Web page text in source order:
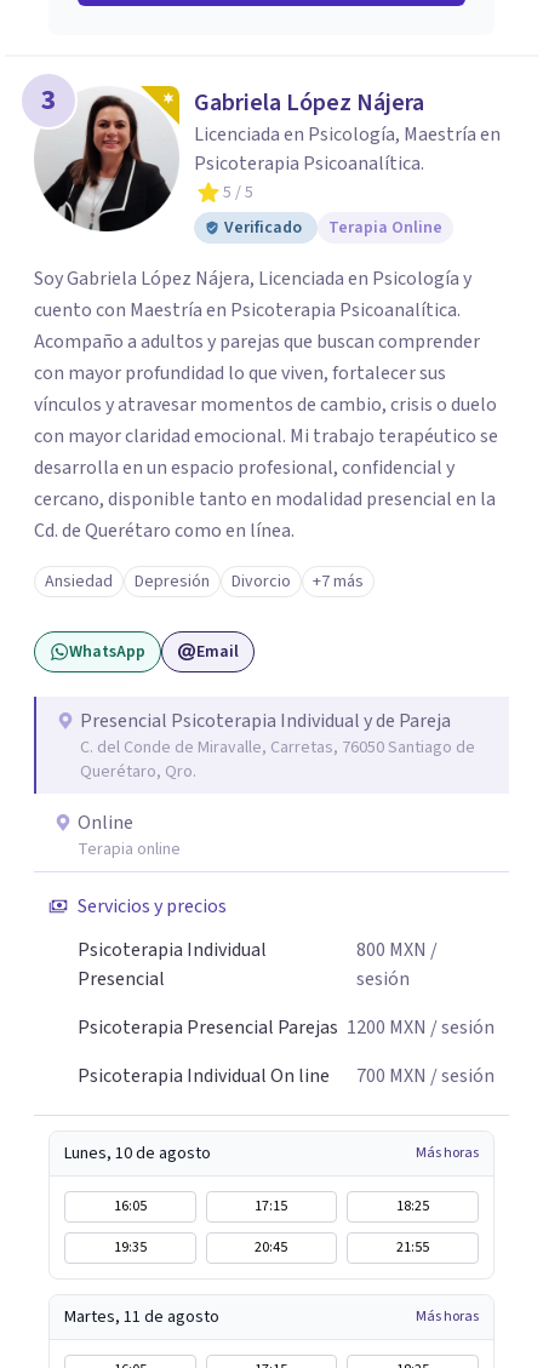
3 Gabriela López Nájera
Licenciada en Psicología, Maestría en
Psicoterapia Psicoanalítica.
5 / 5
Verificado
Terapia Online
Soy Gabriela López Nájera, Licenciada en Psicología y
cuento con Maestría en Psicoterapia Psicoanalítica.
Acompaño a adultos y parejas que buscan comprender
con mayor profundidad lo que viven, fortalecer sus
vínculos y atravesar momentos de cambio, crisis o duelo
con mayor claridad emocional. Mi trabajo terapéutico se
desarrolla en un espacio profesional, confidencial y
cercano, disponible tanto en modalidad presencial en la
Cd. de Querétaro como en línea.
Ansiedad Depresión Divorcio +7 más
WhatsApp Email
Presencial Psicoterapia Individual y de Pareja
C. del Conde de Miravalle, Carretas, 76050 Santiago de
Querétaro, Qro.
Online
Terapia online
Servicios y precios
Psicoterapia Individual
Presencial
800 MXN /
sesión
Psicoterapia Presencial Parejas 1200 MXN / sesión
Psicoterapia Individual On line
700 MXN / sesión
Lunes, 10 de agosto Más horas
16:05 17:15
18:25
19:35
20:45 21:55
Martes, 11 de agosto Más horas